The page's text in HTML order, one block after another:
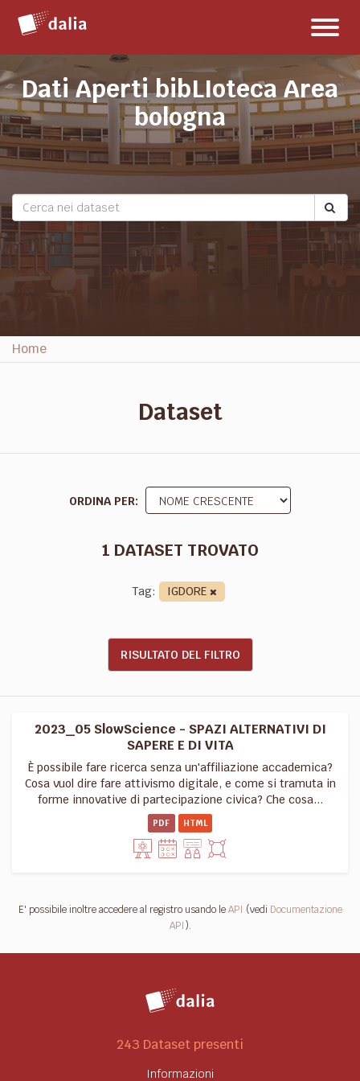
contenuto
Dati Aperti bibLIoteca Area
bologna
Home
Dataset
ORDINA PER
1 DATASET TROVATO
Tag: IGDORE
RISULTATO DEL FILTRO
2023_05 SlowScience - SPAZI ALTERNATIVI DI
SAPERE E DI VITA
È possibile fare ricerca senza un'affiliazione accademica?
Cosa vuol dire fare attivismo digitale, e come si tramuta in
forme innovative di partecipazione civica? Che cosa...
PDF HTML
E' possibile inoltre accedere al registro usando leAPI (vedi Documentazione
API).
243 Dataset presenti
Informazioni